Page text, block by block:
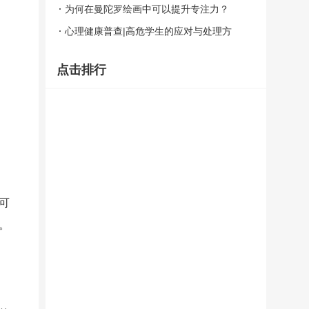
为何在曼陀罗绘画中可以提升专注力？
心理健康普查|高危学生的应对与处理方
点击排行